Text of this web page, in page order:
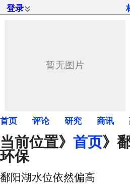
登录
首页 评论 研究 商讯
当前位置》 首页》
环保
鄱阳湖水位依然偏高